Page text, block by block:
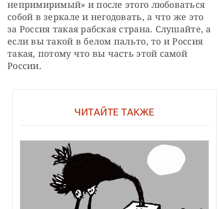
непримиримый» и после этого любоваться
собой в зеркале и негодовать, а что же это
за Россия такая рабская страна. Слушайте, а
если вы такой в белом пальто, то и Россия
такая, потому что вы часть этой самой
России.
ЧИТАЙТЕ ТАКЖЕ